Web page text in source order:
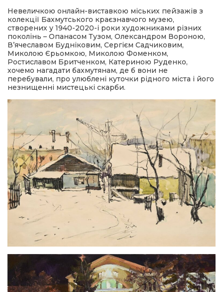
Невеличкою онлайн-виставкою міських пейзажів з
колекції Бахмутського краєзнавчого музею,
створених у 1940-2020-і роки художниками різних
поколінь – Опанасом Тузом, Олександром Вороною,
В’ячеславом Будніковим, Сергієм Садчиковим,
Миколою Єрьомкою, Миколою Фоменком,
Ростиславом Бритченком, Катериною Руденко,
хочемо нагадати бахмутянам, де б вони не
перебували, про улюблені куточки рідного міста і його
незнищенні мистецькі скарби.